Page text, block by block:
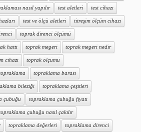
nasıl yapılır test aletleri test cihazı
test ve ölçü aletleri titreşim ölçüm cihazı
toprak direnci ölçümü
hattı toprak megeri toprak megeri nedir
cihazı toprak ölçümü
topraklama barası
bileziği topraklama çeşitleri
çubuğu topraklama çubuğu fiyatı
çubuğu nasıl çakılır
topraklama değerleri topraklama direnci